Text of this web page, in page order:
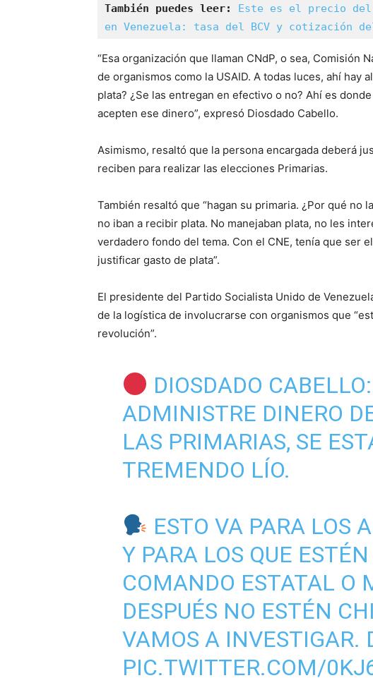
También puedes leer: Este es el precio del
en Venezuela: tasa del BCV y cotización
“Esa organización que llaman CNdP, o sea, Comisión
de organismos como la USAID. A todas luces, ahí hay
plata? ¿Se las entregan en efectivo o no? Ahí es
acepten ese dinero”, expresó Diosdado Cabello.
Asimismo, resaltó que la persona encargada deberá
reciben para realizar las elecciones Primarias.
También resaltó que “hagan su primaria. ¿Por qué no
no iban a recibir plata. No manejaban plata, no les
verdadero fondo del tema. Con el CNE, tenía que ser
justificar gasto de plata”.
El presidente del Partido Socialista Unido de
de la logística de involucrarse con organismos que
revolución”.
DIOSDADO
ADMINISTRE DINERO
LAS PRIMARIAS, SE
TREMENDO LÍO.
ESTO VA PARA LOS
Y PARA LOS QUE
COMANDO ESTATAL O
DESPUÉS NO ESTÉN
VAMOS A INVESTIGAR.
PIC.TWITTER.COM/